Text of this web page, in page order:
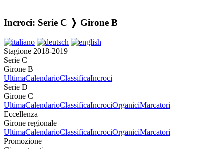
Incroci: Serie C ❭ Girone B
Stagione 2018-2019
Serie C
Girone B
UltimaCalendarioClassificaIncroci
Serie D
Girone C
UltimaCalendarioClassificaIncrociOrganiciMarcatori
Eccellenza
Girone regionale
UltimaCalendarioClassificaIncrociOrganiciMarcatori
Promozione